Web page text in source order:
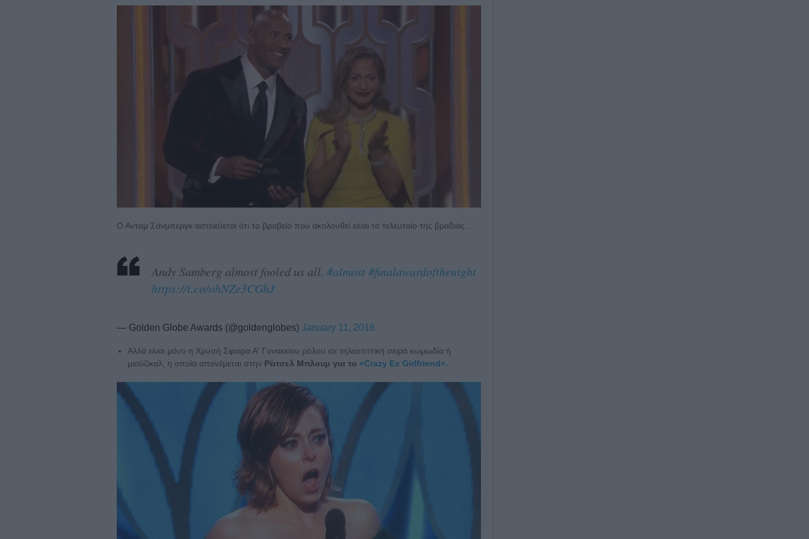
Ο Ανταμ Σάνμπεργκ αστειεύεται ότι το βραβείο που ακολουθεί είναι το τελευταίο της βραδιάς...
Andy Samberg almost fooled us all. #almost#finalawardofthenight
https://t.co/ohNZe3CGhJ
— Golden Globe Awards (@goldenglobes) January 11, 2016
Αλλά είναι μόνο η Χρυσή Σφαίρα Α' Γυνακείου ρόλου σε τηλεοπττική σειρά κωμωδία ή
μιούζικαλ, η οποία απονέμεται στην Ρέιτσελ Μπλουμ για το «Crazy Ex Girlfriend».